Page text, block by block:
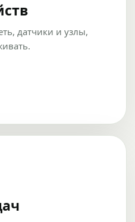
датчики и узлы,